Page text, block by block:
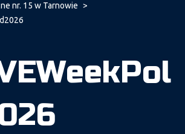
nr. 15 w Tarnowie >